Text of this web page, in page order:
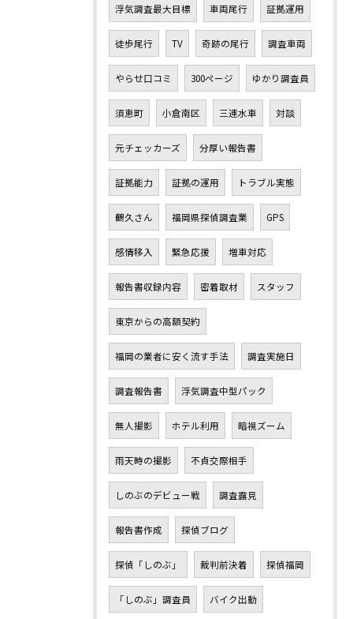
浮気調査最大目標 車両尾行 証拠運用
徒歩尾行 TV 奇跡の尾行 調査車両
やらせ口コミ 300ページ ゆかり調査員
須恵町 小倉南区 三連水車 対談
元チェッカーズ 分厚い報告書
証拠能力 証拠の運用 トラブル実態
鶴久さん 福岡県探偵調査業 GPS
感情移入 緊急応援 増車対応
報告書収録内容 密着取材 スタッフ
東京からの高額契約
福岡の業者に安く流す手法 調査実施日
調査報告書 浮気調査中型パック
無人撮影 ホテル利用 暗視ズーム
雨天時の撮影 不貞交際相手
しのぶのデビュー戦 調査露見
報告書作成 探偵ブログ
探偵「しのぶ」 裁判前決着 探偵福岡
「しのぶ」調査員 バイク出動